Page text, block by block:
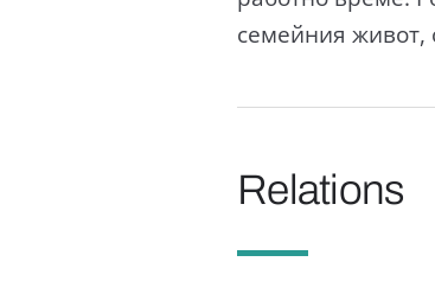
семейния живот,
Relations